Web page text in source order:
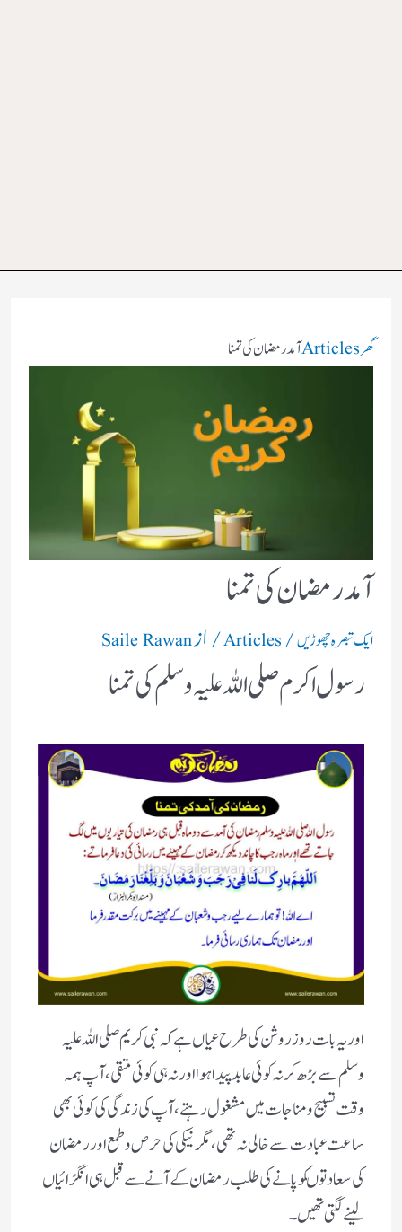
گھرArticlesآمد رمضان کی تمنا
آمد رمضان کی تمنا
ایک تبصرہ چھوڑیں/
Articles/ ازSaile Rawan
رسول اکرم صلی اللہ علیہ وسلم کی تمنا
اوریہ بات روزروشن کی طرح عیاں ہے کہ نبی کریم صلی اللہ علیہ
وسلم سے بڑھ کرنہ کوئی عابدپیداہوااورنہ ہی کوئی متقی،آپ ہمہ
وقت تسبیح ومناجات میں مشغول رہتے ،آپ کی زندگی کی کوئی بھی
ساعت عبادت سے خالی نہ تھی، مگرنیکی کی حرص وطمع اوررمضان
کی سعادتوںکوپانے کی طلب رمضان کے آنے سے قبل ہی انگڑائیاں
لینے لگتی تھیں۔